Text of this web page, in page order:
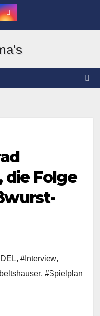
die Folge
, #Interview,
, #Spielplan